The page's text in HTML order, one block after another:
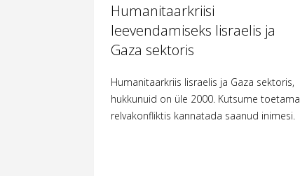
Humanitaarkriisi
leevendamiseks Iisraelis ja
Gaza sektoris
Humanitaarkriis Iisraelis ja Gaza sektoris,
hukkunuid on üle 2000. Kutsume toetama
relvakonfliktis kannatada saanud inimesi.